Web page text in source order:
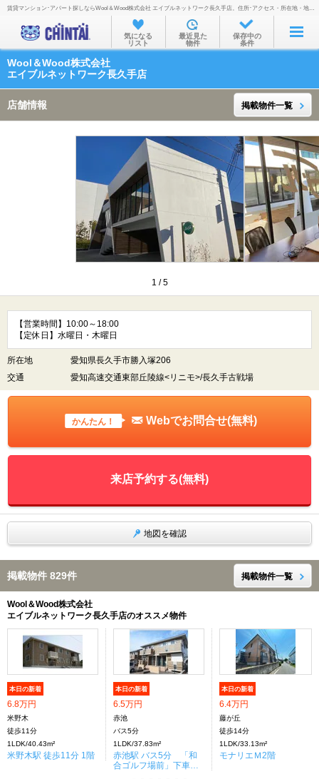
お部屋を探す
沿線・駅から
通勤通学時間から
物件特集から
不動産会社から
TOP
賃貸マンション･アパート探しならWool＆Wood株式会社 エイブルネットワーク長久手店。住所･アクセス・所在地・地図・営業時間・定休日・電話番号などを掲載。
気になる
リスト
最近見た
物件
保存中の
条件
Wool＆Wood株式会社
エイブルネットワーク長久手店
店舗情報 掲載物件一覧
1 /5
【営業時間】10:00～18:00
【定休日】水曜日・木曜日
所在地
愛知県長久手市勝入塚206
交通
愛知高速交通東部丘陵線<リニモ>/長久手古戦場
かんたん！ Webでお問合せ(無料)
来店予約する(無料)
地図を確認
掲載物件 829件 掲載物件一覧
Wool＆Wood株式会社
エイブルネットワーク長久手店のオススメ物件
本日の新着
6.8万円
米野木
徒歩11分
1LDK/40.43m²
米野木駅 徒歩11分 1階
本日の新着
6.5万円
赤池
バス5分
1LDK/37.83m²
赤池駅 バス5分 「和
合ゴルフ場前」下車：
本日の新着
6.4万円
藤が丘
徒歩14分
1LDK/33.13m²
モナリエＭ2階